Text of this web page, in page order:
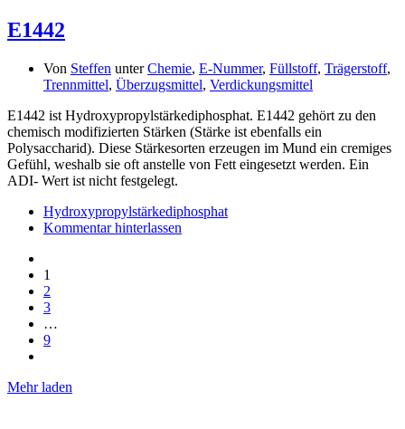
E1442
Von Steffen unterChemie, E-Nummer, Füllstoff, Trägerstoff,
Trennmittel, Überzugsmittel, Verdickungsmittel
E1442 ist Hydroxypropylstärkediphosphat. E1442 gehört zu den
chemisch modifizierten Stärken (Stärke ist ebenfalls ein
Polysaccharid). Diese Stärkesorten erzeugen im Mund ein cremiges
Gefühl, weshalb sie oft anstelle von Fett eingesetzt werden. Ein
ADI- Wert ist nicht festgelegt.
Hydroxypropylstärkediphosphat
Kommentar hinterlassen
1
2
3
…
9
Mehr laden